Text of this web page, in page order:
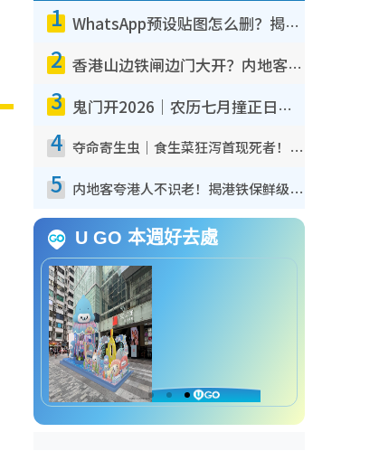
1 WhatsApp预设贴图怎么删？揭秘1招“反向操作”还原简洁界面 附3步实测教程
2 香港山边铁闸边门大开？内地客困惑意义何在！网友神回复：这种叫法理性防御
3 鬼门开2026｜农历七月撞正日全食特别邪？专家警告切忌做一事！揭4大禁忌+2招保平安
4 夺命寄生虫｜食生菜狂泻首现死者！疫潮恶化录1.8万宗病例 揭洗菜3大谬误
5 内地客夸港人不识老！揭港铁保鲜级冷气 港人求放过：别投诉
U GO 本週好去處